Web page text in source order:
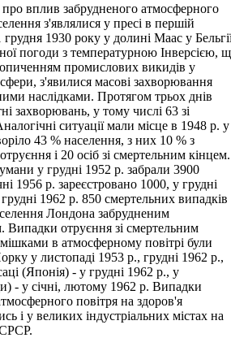
вплив забрудненого атмосферного
з'являлися у пресі в першій
1930 року у долині Маас у
погоди з температурною Інверсією,
промислових викидів у
з'явилися масові захворювання
наслідками. Протягом трьох днів
захворювань, у тому числі 63 зі
ситуації мали місце в 1948 р. у
43 % населення, з них 10 % з
і 20 осіб зі смертельним кінцем.
у грудні 1952 р. забрали 3900
1956 р. зареєстровано 1000, у грудні
1962 р. 850 смертельних випадків
Лондона забрудненим
Випадки отруєння зі смертельним
в атмосферному повітрі були
у листопаді 1953 р., грудні 1962 р.,
(Японія) - у грудні 1962 р., у
- у січні, лютому 1962 р. Випадки
повітря на здоров'я
і у великих індустріальних містах на
СРСР.